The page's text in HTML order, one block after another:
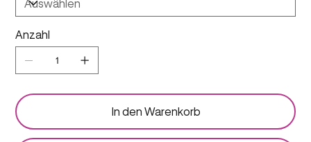
Anzahl
In den Warenkorb